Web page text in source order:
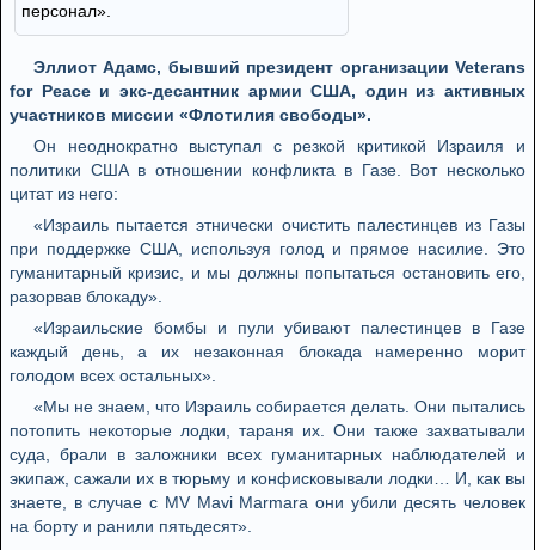
персонал».
Эллиот Адамс, бывший президент организации Veterans
for Peace и экс-десантник армии США, один из активных
участников миссии «Флотилия свободы».
Он неоднократно выступал с резкой критикой Израиля и
политики США в отношении конфликта в Газе. Вот несколько
цитат из него:
«Израиль пытается этнически очистить палестинцев из Газы
при поддержке США, используя голод и прямое насилие. Это
гуманитарный кризис, и мы должны попытаться остановить его,
разорвав блокаду».
«Израильские бомбы и пули убивают палестинцев в Газе
каждый день, а их незаконная блокада намеренно морит
голодом всех остальных».
«Мы не знаем, что Израиль собирается делать. Они пытались
потопить некоторые лодки, тараня их. Они также захватывали
суда, брали в заложники всех гуманитарных наблюдателей и
экипаж, сажали их в тюрьму и конфисковывали лодки… И, как вы
знаете, в случае с MV Mavi Marmara они убили десять человек
на борту и ранили пятьдесят».